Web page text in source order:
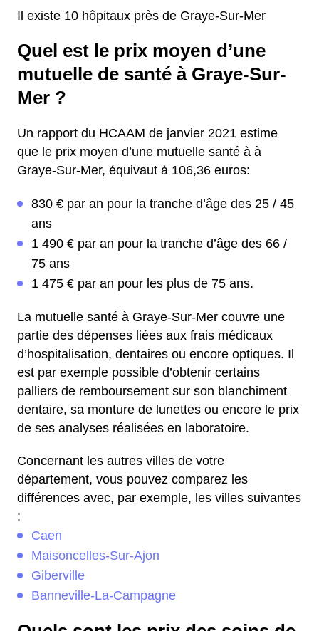
Il existe 10 hôpitaux près de Graye-Sur-Mer
Quel est le prix moyen d’une
mutuelle de santé à Graye-Sur-
Mer ?
Un rapport du HCAAM de janvier 2021 estime
que le prix moyen d’une mutuelle santé à à
Graye-Sur-Mer, équivaut à 106,36 euros:
830 € par an pour la tranche d’âge des 25 / 45
ans
1 490 € par an pour la tranche d’âge des 66 /
75 ans
1 475 € par an pour les plus de 75 ans.
La mutuelle santé à Graye-Sur-Mer couvre une
partie des dépenses liées aux frais médicaux
d’hospitalisation, dentaires ou encore optiques. Il
est par exemple possible d’obtenir certains
palliers de remboursement sur son blanchiment
dentaire, sa monture de lunettes ou encore le prix
de ses analyses réalisées en laboratoire.
Concernant les autres villes de votre
département, vous pouvez comparez les
différences avec, par exemple, les villes suivantes
:
Caen
Maisoncelles-Sur-Ajon
Giberville
Banneville-La-Campagne